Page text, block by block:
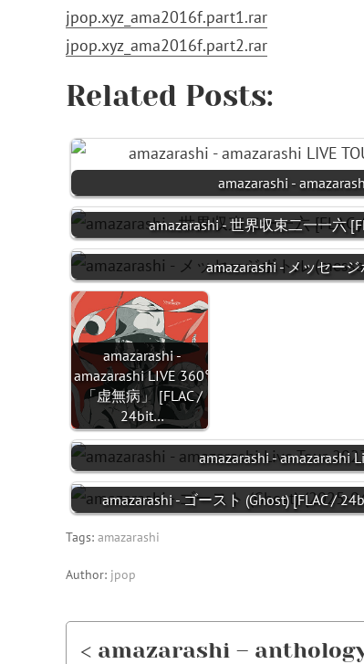
jpop.xyz_ama2016f.part1.rar
jpop.xyz_ama2016f.part2.rar
Related Posts:
amazarashi -
amazarashi - 世界収束二一一六
amazarashi - メッセー
amazarashi -
amazarashi LIVE 360°
「虚無病」 [FLAC /
24bit…
amazarashi - amazarashi
amazarashi - ゴースト (Ghost) [FLAC /
Tags: amazarashi
Author: jpop
< amazarashi –